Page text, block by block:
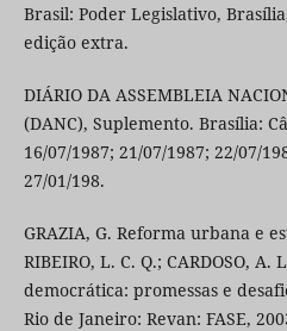
Brasil: Poder Legislativo,
edição extra.
DIÁRIO DA ASSEMBLEIA
(DANC), Suplemento. Brasília:
16/07/1987; 21/07/1987; 22/07/
27/01/198.
GRAZIA, G. Reforma urbana e
RIBEIRO, L. C. Q.; CARDOSO,
democrática: promessas e
Rio de Janeiro: Revan: FASE,